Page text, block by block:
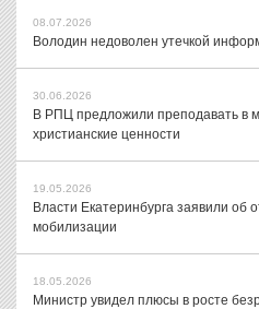
08.07.2026
Володин недоволен утечкой
30.06.2026
В РПЦ предложили преподавать в
христианские ценности
19.05.2026
Власти Екатеринбурга заявили об
мобилизации
18.05.2026
Министр увидел плюсы в росте